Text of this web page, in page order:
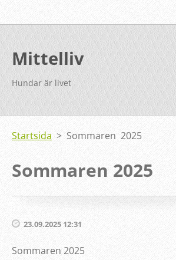
Mittelliv
Hundar är livet
Startsida > Sommaren 2025
Sommaren 2025
23.09.2025 12:31
Sommaren 2025